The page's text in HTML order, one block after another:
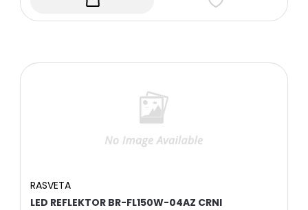
RASVETA
LED REFLEKTOR BR-FL150W-04AZ CRNI